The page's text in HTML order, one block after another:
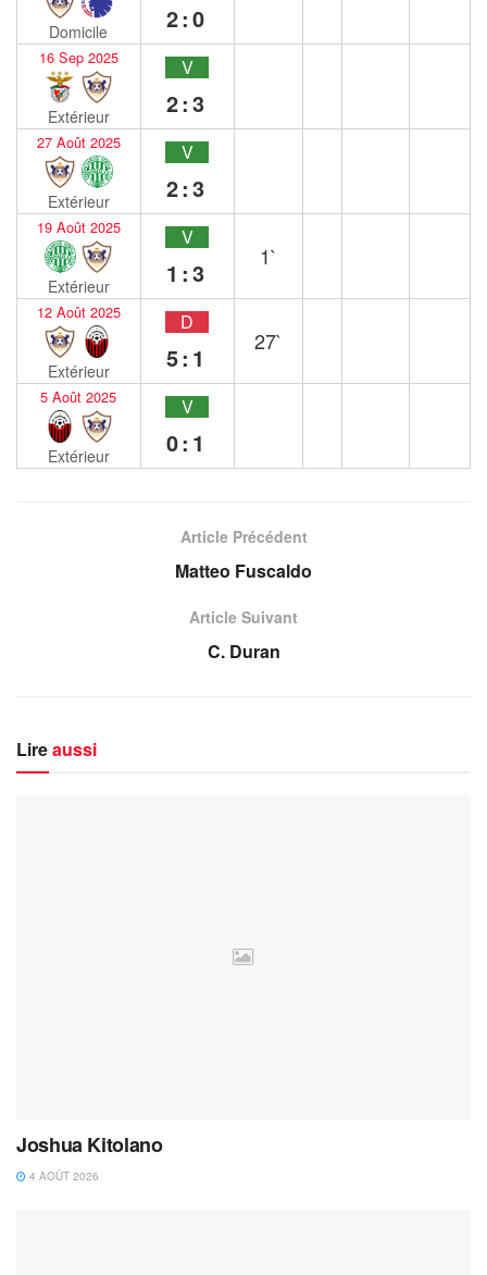
Domicile 2:0
16 Sep 2025
Extérieur
V
2:3
27 Août 2025
Extérieur
V
2:3
19 Août 2025
Extérieur
V
1:3
1`
12 Août 2025
Extérieur
D
5:1
27`
5 Août 2025
Extérieur
V
0:1
Article Précédent
Matteo Fuscaldo
Article Suivant
C. Duran
Lireaussi
Joshua Kitolano
4 AOÛT 2026